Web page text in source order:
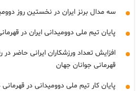
سه مدال برنز ایران در نخستین روز
پایان تیم ملی دوومیدانی ایران در
افزایش تعداد ورزشکاران ایرانی حاضر
قهرمانی جوانان جهان